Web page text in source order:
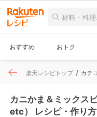
おすすめ おトク
楽天レシピトップ カテ
カニかま＆ミックス
etc） レシピ・作り方